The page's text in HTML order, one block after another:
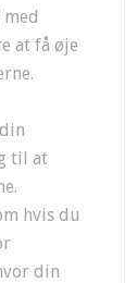
at få øje
til at
hvis du
din